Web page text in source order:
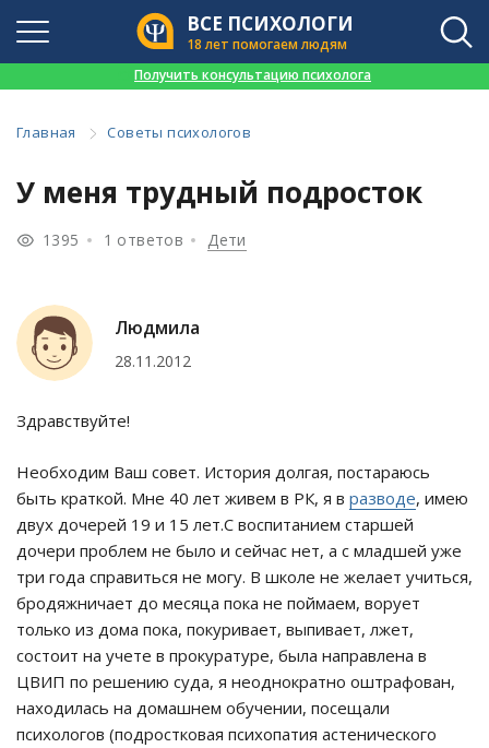
ВСЕ ПСИХОЛОГИ
18 лет помогаем людям
Получить консультацию психолога
Главная Советы психологов
У меня трудный подросток
1395 1 ответов Дети
Людмила
28.11.2012
Здравствуйте!
Необходим Ваш совет. История долгая, постараюсь
быть краткой. Мне 40 лет живем в РК, я в разводе, имею
двух дочерей 19 и 15 лет.С воспитанием старшей
дочери проблем не было и сейчас нет, а с младшей уже
три года справиться не могу. В школе не желает учиться,
бродяжничает до месяца пока не поймаем, ворует
только из дома пока, покуривает, выпивает, лжет,
состоит на учете в прокуратуре, была направлена в
ЦВИП по решению суда, я неоднократно оштрафован,
находилась на домашнем обучении, посещали
психологов (подростковая психопатия астенического